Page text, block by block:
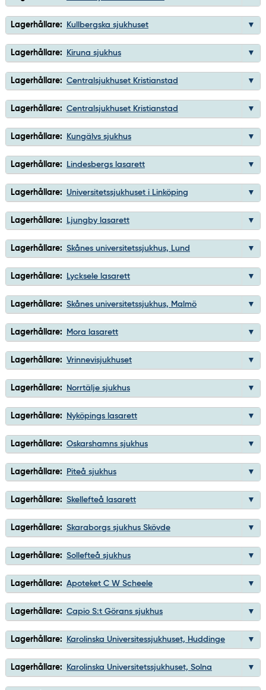
Lagerhållare: Kullbergska sjukhuset
Lagerhållare: Kiruna sjukhus
Lagerhållare: Centralsjukhuset Kristianstad
Lagerhållare: Centralsjukhuset Kristianstad
Lagerhållare: Kungälvs sjukhus
Lagerhållare: Lindesbergs lasarett
Lagerhållare: Universitetssjukhuset i Linköping
Lagerhållare: Ljungby lasarett
Lagerhållare: Skånes universitetssjukhus, Lund
Lagerhållare: Lycksele lasarett
Lagerhållare: Skånes universitetssjukhus, Malmö
Lagerhållare: Mora lasarett
Lagerhållare: Vrinnevisjukhuset
Lagerhållare: Norrtälje sjukhus
Lagerhållare: Nyköpings lasarett
Lagerhållare: Oskarshamns sjukhus
Lagerhållare: Piteå sjukhus
Lagerhållare: Skellefteå lasarett
Lagerhållare: Skaraborgs sjukhus Skövde
Lagerhållare: Sollefteå sjukhus
Lagerhållare: Apoteket C W Scheele
Lagerhållare: Capio S:t Görans sjukhus
Lagerhållare: Karolinska Universitessjukhuset, Huddinge
Lagerhållare: Karolinska Universitetssjukhuset, Solna